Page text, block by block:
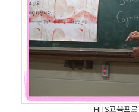
HITS교육프